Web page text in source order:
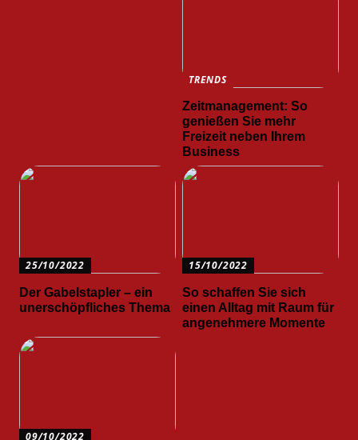
TRENDS
Zeitmanagement: So
genießen Sie mehr
Freizeit neben Ihrem
Business
25/10/2022
Der Gabelstapler – ein
unerschöpfliches Thema
15/10/2022
So schaffen Sie sich
einen Alltag mit Raum für
angenehmere Momente
09/10/2022